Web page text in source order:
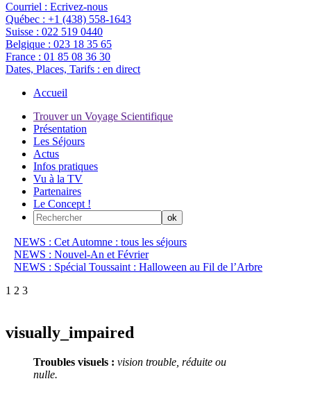
Courriel : Ecrivez-nous
Québec : +1 (438) 558-1643
Suisse : 022 519 0440
Belgique : 023 18 35 65
France : 01 85 08 36 30
Dates, Places, Tarifs : en direct
Accueil
Trouver un Voyage Scientifique
Présentation
Les Séjours
Actus
Infos pratiques
Vu à la TV
Partenaires
Le Concept !
NEWS : Cet Automne : tous les séjours
NEWS : Nouvel-An et Février
NEWS : Spécial Toussaint : Halloween au Fil de l’Arbre
1 2 3
visually_impaired
Troubles visuels : vision trouble, réduite ou
nulle.